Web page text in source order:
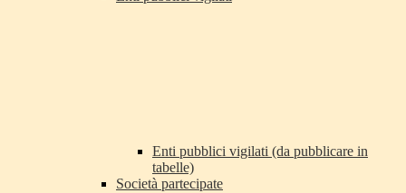
Enti pubblici vigilati (da pubblicare in
tabelle)
Società partecipate